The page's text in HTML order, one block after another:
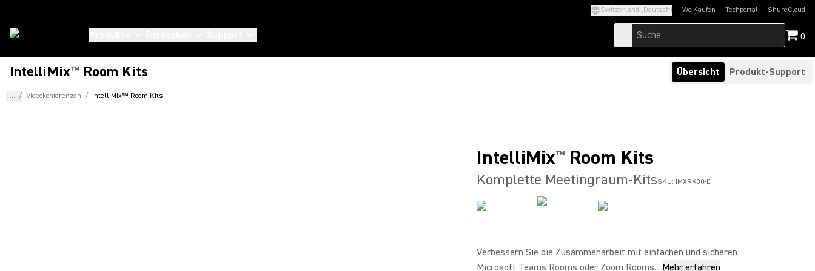
Switzerland (Deutsch) Wo Kaufen Techportal
(Opens in a new tab)ShureCloud
(Opens in a new
0
IntelliMix™ Room Kits Übersicht Produkt-Support
... / Videokonferenzen / IntelliMix™ Room Kits
IntelliMix™ Room Kits
Komplette Meetingraum-KitsSKU: IMXRK30-E
Verbessern Sie die Zusammenarbeit mit einfachen und sicheren
Microsoft Teams Rooms oder Zoom Rooms... Mehr erfahren